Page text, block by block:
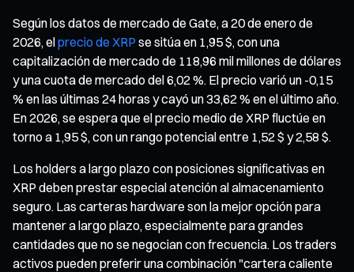
Según los datos de mercado de Gate, a 20 de enero de
2026, elprecio de XRP se sitúa en 1,95 $, con una
capitalización de mercado de 118,96 mil millones de dólares
y una cuota de mercado del 6,02 %. El precio varió un -0,15
% en las últimas 24 horas y cayó un 33,62 % en el último año.
En 2026, se espera que el precio medio de XRP fluctúe en
torno a 1,95 $, con un rango potencial entre 1,52 $ y 2,58 $.
Los holders a largo plazo con posiciones significativas en
XRP deben prestar especial atención al almacenamiento
seguro. Las carteras hardware son la mejor opción para
mantener a largo plazo, especialmente para grandes
cantidades que no se negocian con frecuencia. Los traders
activos pueden preferir una combinación "cartera caliente